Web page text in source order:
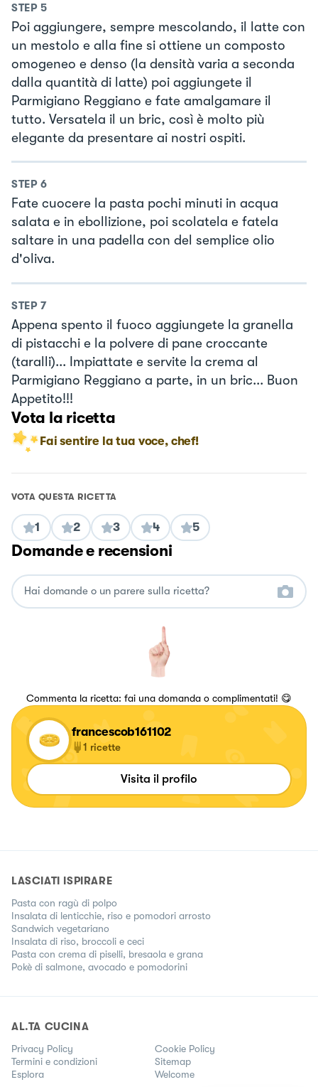
STEP 5
Poi aggiungere, sempre mescolando, il latte con
un mestolo e alla fine si ottiene un composto
omogeneo e denso (la densità varia a seconda
dalla quantità di latte) poi aggiungete il
Parmigiano Reggiano e fate amalgamare il
tutto. Versatela il un bric, così è molto più
elegante da presentare ai nostri ospiti.
STEP 6
Fate cuocere la pasta pochi minuti in acqua
salata e in ebollizione, poi scolatela e fatela
saltare in una padella con del semplice olio
d'oliva.
STEP 7
Appena spento il fuoco aggiungete la granella
di pistacchi e la polvere di pane croccante
(taralli)... Impiattate e servite la crema al
Parmigiano Reggiano a parte, in un bric... Buon
Appetito!!!
Vota la ricetta
Fai sentire la tua voce, chef!
VOTA QUESTA RICETTA
1 2 3 4 5
Domande e recensioni
Commenta la ricetta: fai una domanda o complimentati! 😋
francescob161102
1 ricette
Visita il profilo
LASCIATI ISPIRARE
Pasta con ragù di polpo
Insalata di lenticchie, riso e pomodori arrosto
Sandwich vegetariano
Insalata di riso, broccoli e ceci
Pasta con crema di piselli, bresaola e grana
Pokè di salmone, avocado e pomodorini
AL.TA CUCINA
Privacy Policy
Cookie Policy
Termini e condizioni
Sitemap
Esplora
Welcome